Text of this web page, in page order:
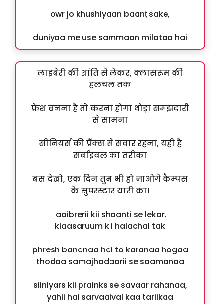
owr jo khushiyaan baanṭ sake,
duniyaa me use sammaan milataa hai
लाइब्रेरी की शांति से लेकर, क्लासरूम की
हलचल तक
फ्रेश बनना है तो करना होगा थोड़ा समझदारी
से सामना
सीनियर्स की प्रैंक्स से सवार रहना, यही है
सर्वाइवल का तरीका
बस देखो, एक दिन तुम भी हो जाओगे कैम्पस
के सुपरस्टार यारी का।
laaibrerii kii shaanti se lekar,
klaasaruum kii halachal tak
phresh bananaa hai to karanaa hogaa
thodaa samajhadaarii se saamanaa
siiniyars kii prainks se savaar rahanaa,
yahii hai sarvaaival kaa tariikaa